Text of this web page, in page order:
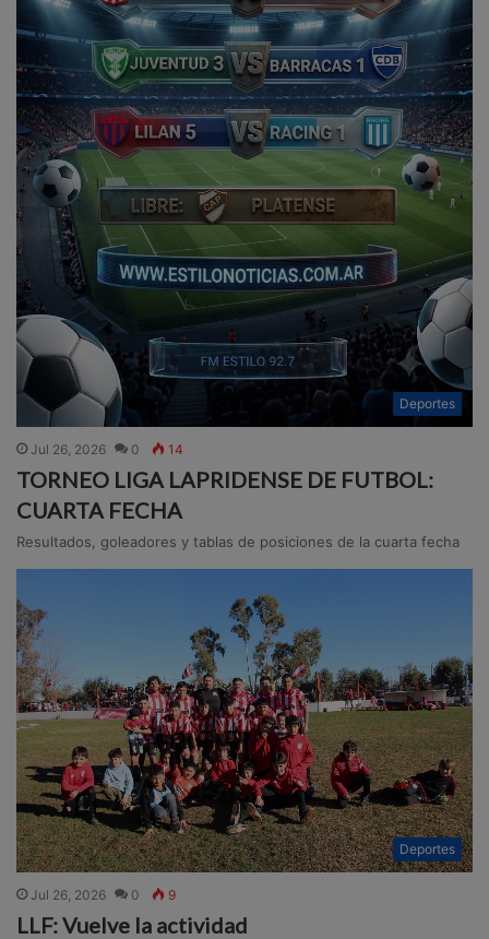
Deportes
Jul 26, 2026 0 14
TORNEO LIGA LAPRIDENSE DE FUTBOL:
CUARTA FECHA
Resultados, goleadores y tablas de posiciones de la cuarta fecha
Deportes
Jul 26, 2026 0 9
LLF: Vuelve la actividad